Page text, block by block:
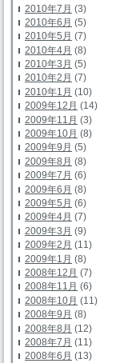
2010年7月 (3)
2010年6月 (5)
2010年5月 (7)
2010年4月 (8)
2010年3月 (5)
2010年2月 (7)
2010年1月 (10)
2009年12月 (14)
2009年11月 (3)
2009年10月 (8)
2009年9月 (5)
2009年8月 (8)
2009年7月 (6)
2009年6月 (8)
2009年5月 (6)
2009年4月 (7)
2009年3月 (9)
2009年2月 (11)
2009年1月 (8)
2008年12月 (7)
2008年11月 (6)
2008年10月 (11)
2008年9月 (8)
2008年8月 (12)
2008年7月 (11)
2008年6月 (13)